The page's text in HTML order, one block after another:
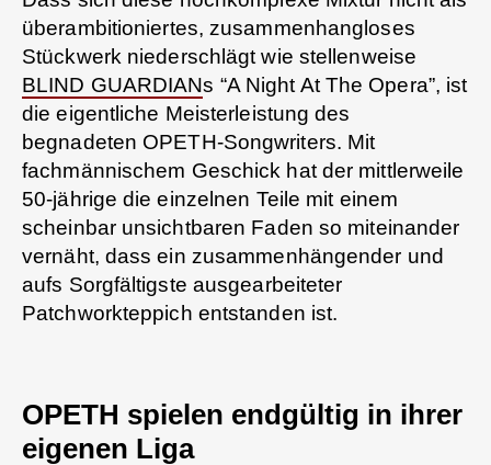
überambitioniertes, zusammenhangloses
Stückwerk niederschlägt wie stellenweise
BLIND GUARDIANs “A Night At The Opera”, ist
die eigentliche Meisterleistung des
begnadeten OPETH-Songwriters. Mit
fachmännischem Geschick hat der mittlerweile
50-jährige die einzelnen Teile mit einem
scheinbar unsichtbaren Faden so miteinander
vernäht, dass ein zusammenhängender und
aufs Sorgfältigste ausgearbeiteter
Patchworkteppich entstanden ist.
OPETH spielen endgültig in ihrer
eigenen Liga